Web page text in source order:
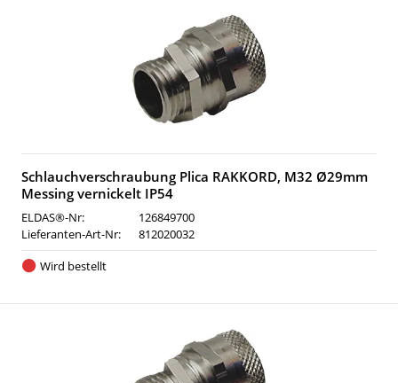
Schlauchverschraubung Plica RAKKORD, M32 Ø29mm
Messing vernickelt IP54
ELDAS®-Nr:
126849700
Lieferanten-Art-Nr:
812020032
Wird bestellt